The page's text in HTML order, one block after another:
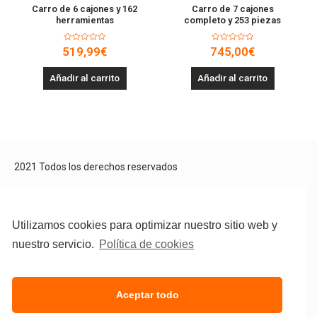
Carro de 6 cajones y 162
herramientas
Valorado
en
de
5
519,99€
Añadir al carrito
Carro de 7 cajones
completo y 253 piezas
Valorado
en
de
5
745,00€
Añadir al carrito
2021 Todos los derechos reservados
Utilizamos cookies para optimizar nuestro sitio web y
nuestro servicio. Política de cookies
Aceptar todo